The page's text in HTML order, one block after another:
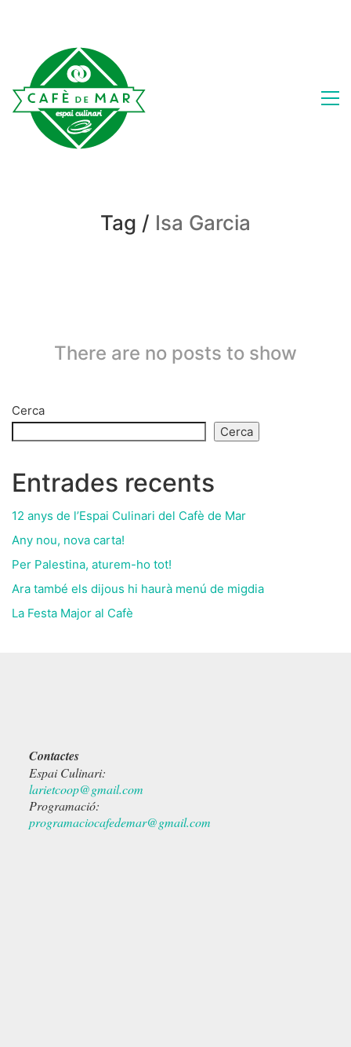
Tag / Isa Garcia
There are no posts to show
Cerca
Cerca
Entrades recents
12 anys de l’Espai Culinari del Cafè de Mar
Any nou, nova carta!
Per Palestina, aturem-ho tot!
Ara també els dijous hi haurà menú de migdia
La Festa Major al Cafè
Contactes
Espai Culinari:
larietcoop@gmail.com
Programació:
programaciocafedemar@gmail.com